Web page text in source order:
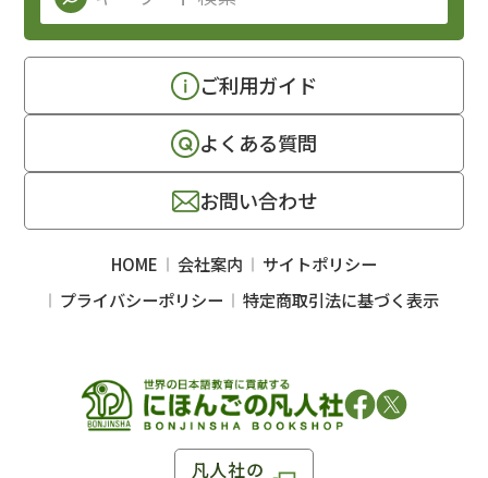
凡人社の
ご利用ガイド
よくある質問
お問い合わせ
HOME 会社案内
サイトポリシー
プライバシーポリシー
特定商取引法に基づく表示